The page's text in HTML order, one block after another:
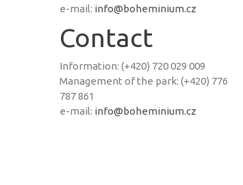
e-mail: info@boheminium.cz
Contact
Information: (+420) 720 029 009
Management of the park: (+420) 776
787 861
e-mail: info@boheminium.cz